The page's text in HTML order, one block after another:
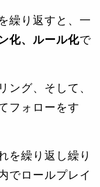
繰り返すと、一
化、ルール化で
ング、そして、
フォローをす
を繰り返し繰り
でロールプレイ